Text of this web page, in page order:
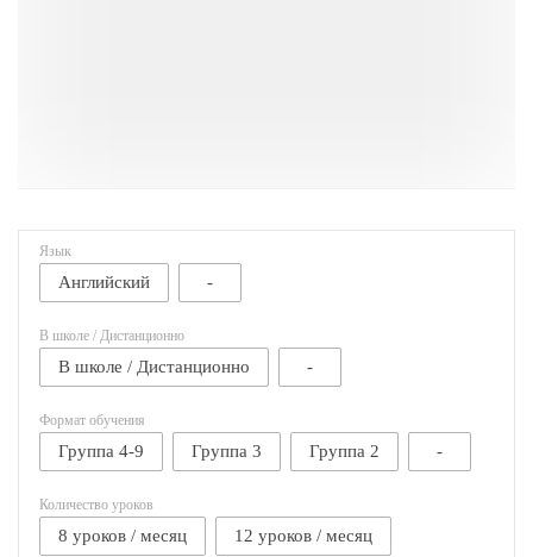
Язык
Английский -
В школе / Дистанционно
В школе / Дистанционно -
Формат обучения
Группа 4-9 Группа 3 Группа 2 -
Количество уроков
8 уроков / месяц 12 уроков / месяц